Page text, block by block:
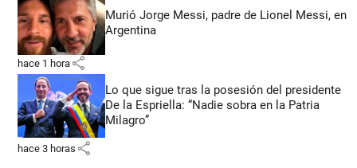
Murió Jorge Messi, padre de Lionel Messi, en
Argentina
hace 1 hora share
Lo que sigue tras la posesión del presidente
De la Espriella: “Nadie sobra en la Patria
Milagro”
hace 3 horas share